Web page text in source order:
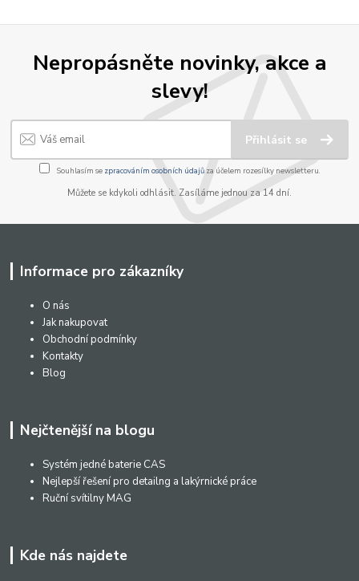
Nepropásněte novinky, akce a
slevy!
Přihlásit se
Souhlasím se zpracováním osobních údajůza účelem rozesílky newsletteru.
Můžete se kdykoli odhlásit. Zasíláme jednou za 14 dní.
Informace pro zákazníky
O nás
Jak nakupovat
Obchodní podmínky
Kontakty
Blog
Nejčtenější na blogu
Systém jedné baterie CAS
Nejlepší řešení pro detailng a lakýrnické práce
Ruční svítilny MAG
Kde nás najdete